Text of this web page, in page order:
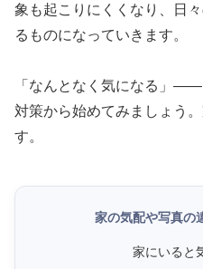
象も起こりにくくなり、日
るものになっていきます。
「なんとなく気になる」
対策から始めてみましょう
す。
家の気配や写真の
家にいると